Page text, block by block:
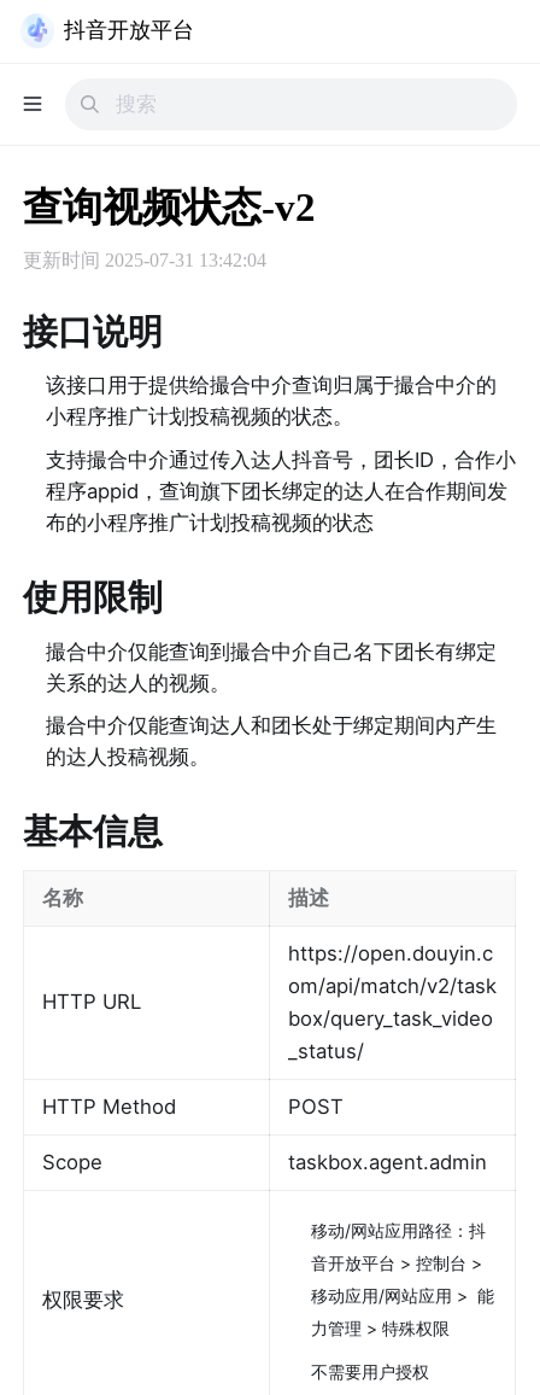
抖音开放平台
查询视频状态-v2
更新时间 2025-07-31 13:42:04
接口说明
该接口用于提供给撮合中介查询归属于撮合中介的
小程序推广计划投稿视频的状态。
支持撮合中介通过传入达人抖音号，团长ID，合作小
程序appid，查询旗下团长绑定的达人在合作期间发
布的小程序推广计划投稿视频的状态
使用限制
撮合中介仅能查询到撮合中介自己名下团长有绑定
关系的达人的视频。
撮合中介仅能查询达人和团长处于绑定期间内产生
的达人投稿视频。
基本信息
名称 描述
HTTP URL
https://open.douyin.c
om/api/match/v2/task
box/query_task_video
_status/
HTTP Method POST
Scope taskbox.agent.admin
权限要求
移动/网站应用路径：抖
音开放平台 > 控制台 >
移动应用/网站应用 >  能
力管理 > 特殊权限
不需要用户授权